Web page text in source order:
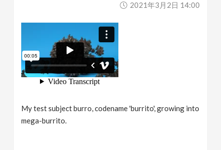
2021年3月2日 14:00
My test subject burro, codename 'burrito', growing into
mega-burrito.